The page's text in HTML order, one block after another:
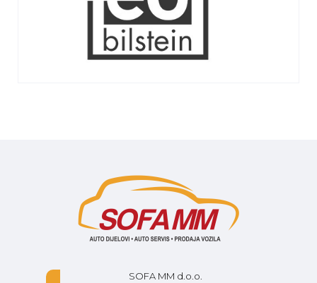
SOFA MM d.o.o.